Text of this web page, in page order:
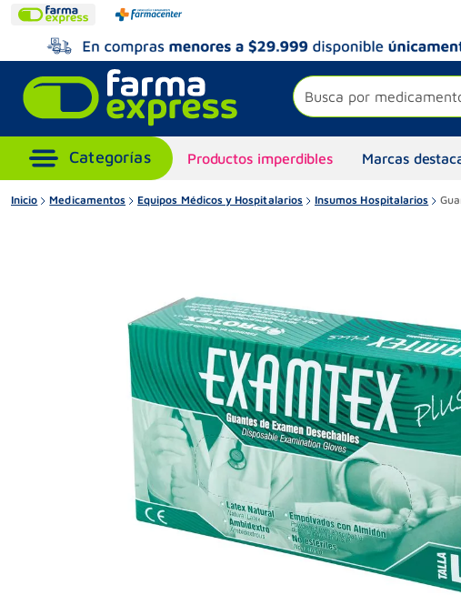
Busca por
Productos imperdibles Marcas
Inicio Medicamentos Equipos Médicos y Hospitalarios Insumos Hospitalarios